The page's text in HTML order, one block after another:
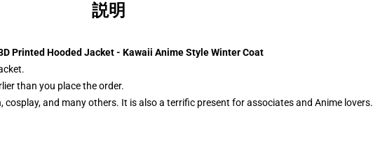
説明
Printed Hooded Jacket - Kawaii Anime Style Winter Coat
than you place the order.
cosplay, and many others. It is also a terrific present for associates and Anime lovers.